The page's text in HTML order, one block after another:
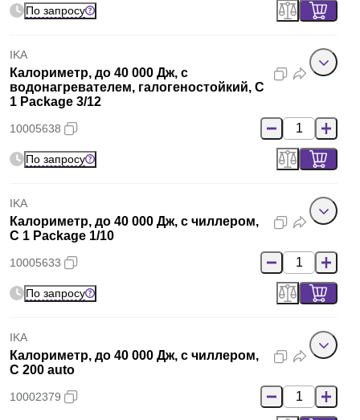
По запросу
IKA
Калориметр, до 40 000 Дж, с
водонагревателем, галогеностойкий, C
1 Package 3/12
10005638
По запросу
IKA
Калориметр, до 40 000 Дж, с чиллером,
C 1 Package 1/10
10005633
По запросу
IKA
Калориметр, до 40 000 Дж, с чиллером,
C 200 auto
10002379